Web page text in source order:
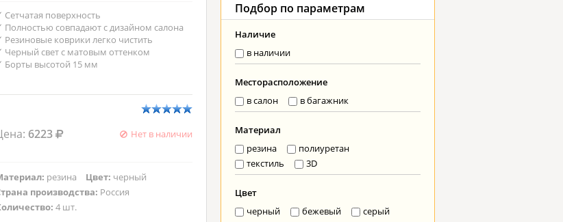
Сетчатая поверхность
Полностью совпадают с дизайном салона
Резиновые коврики легко чистить
Черный свет с матовым оттенком
Борты высотой 15 мм
6223 Нет в наличии
резина Цвет: черный
производства: Россия
4 шт.
Подбор по параметрам
Наличие
в наличии
Месторасположение
в салон
в багажник
Материал
резина
полиуретан
текстиль
3D
Цвет
черный
бежевый серый